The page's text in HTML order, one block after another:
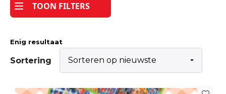
Tijdpakker stof
TOON FILTERS
Enig resultaat
Sortering